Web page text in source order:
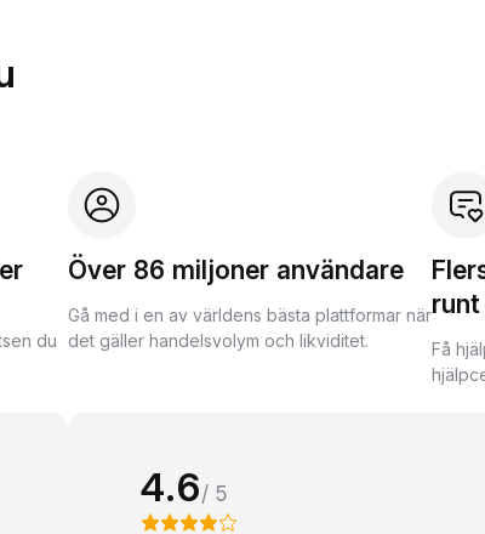
du
Över 86 miljoner användare
Gå med i en av världens bästa plattformar när
det gäller handelsvolym och likviditet.
runt
Få
4.6/ 5